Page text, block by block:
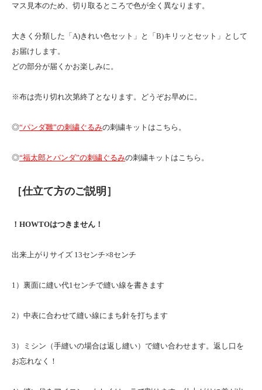
マス見本のため、切り取るところで色が全く異なります。
大きく分類した「A)きれい色セット」と「B)キリッとセット」として
お届けします。
どの部分が届くかお楽しみに。
※布は売り切れ次第終了となります。どうぞお早めに。
◎“パンダ雛”の刺繍ぐるみの刺繍キットはこちら。
◎“福太郎とパンダ”の刺繍ぐるみの刺繍キットはこちら。
［仕立て方のご説明］
！HOWTOはつきません！
出来上がりサイズ 13センチ×8センチ
1）裏面に縫い代1センチで縫い線を書きます
2）中表に合わせて縫い線にまち針を打ちます
3）ミシン（手縫いの場合は返し縫い）で縫い合わせます。返し口を
お忘れなく！